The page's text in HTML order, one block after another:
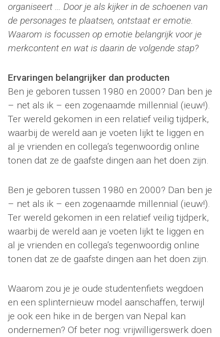
organiseert … Door je als kijker in de schoenen van
de personages te plaatsen, ontstaat er emotie.
Waarom is focussen op emotie belangrijk voor je
merkcontent en wat is daarin de volgende stap?
Ervaringen belangrijker dan producten
Ben je geboren tussen 1980 en 2000? Dan ben je
– net als ik – een zogenaamde millennial (ieuw!).
Ter wereld gekomen in een relatief veilig tijdperk,
waarbij de wereld aan je voeten lijkt te liggen en
al je vrienden en collega’s tegenwoordig online
tonen dat ze de gaafste dingen aan het doen zijn.
Ben je geboren tussen 1980 en 2000? Dan ben je
– net als ik – een zogenaamde millennial (ieuw!).
Ter wereld gekomen in een relatief veilig tijdperk,
waarbij de wereld aan je voeten lijkt te liggen en
al je vrienden en collega’s tegenwoordig online
tonen dat ze de gaafste dingen aan het doen zijn.
Waarom zou je je oude studentenfiets wegdoen
en een splinternieuw model aanschaffen, terwijl
je ook een hike in de bergen van Nepal kan
ondernemen? Of beter nog: vrijwilligerswerk doen